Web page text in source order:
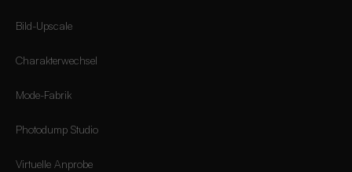
Bild-Upscale
Charakterwechsel
Mode-Fabrik
Photodump Studio
Virtuelle Anprobe